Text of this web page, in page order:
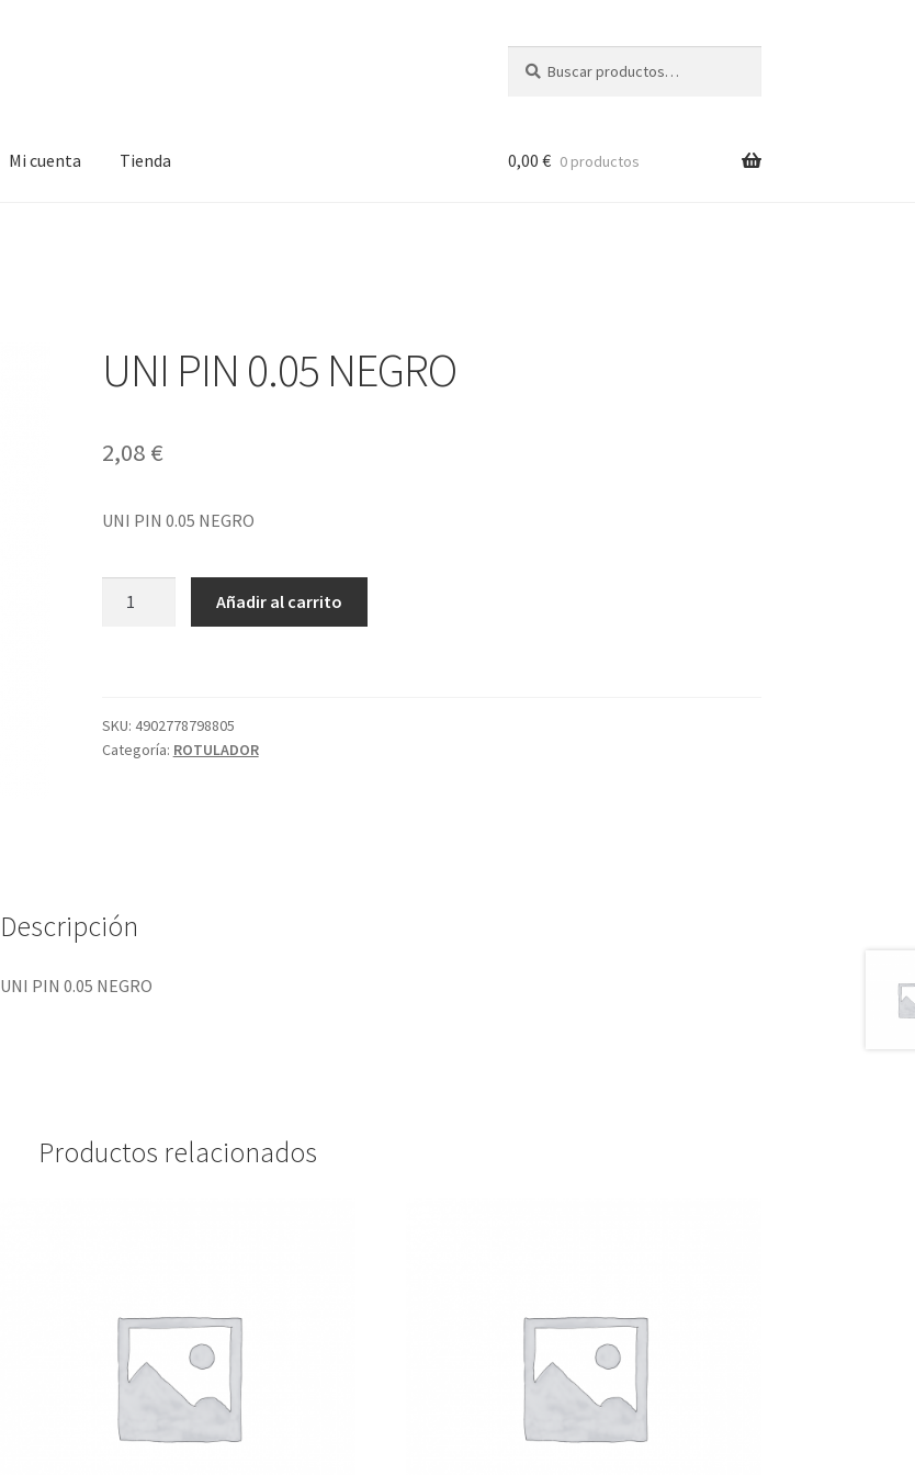
por:
Mi cuenta Tienda 0,00 € 0 productos
UNI PIN 0.05 NEGRO
2,08 €
UNI PIN 0.05 NEGRO
Añadir al carrito
SKU: 4902778798805
Categoría: ROTULADOR
Descripción
UNI PIN 0.05 NEGRO
Productos relacionados